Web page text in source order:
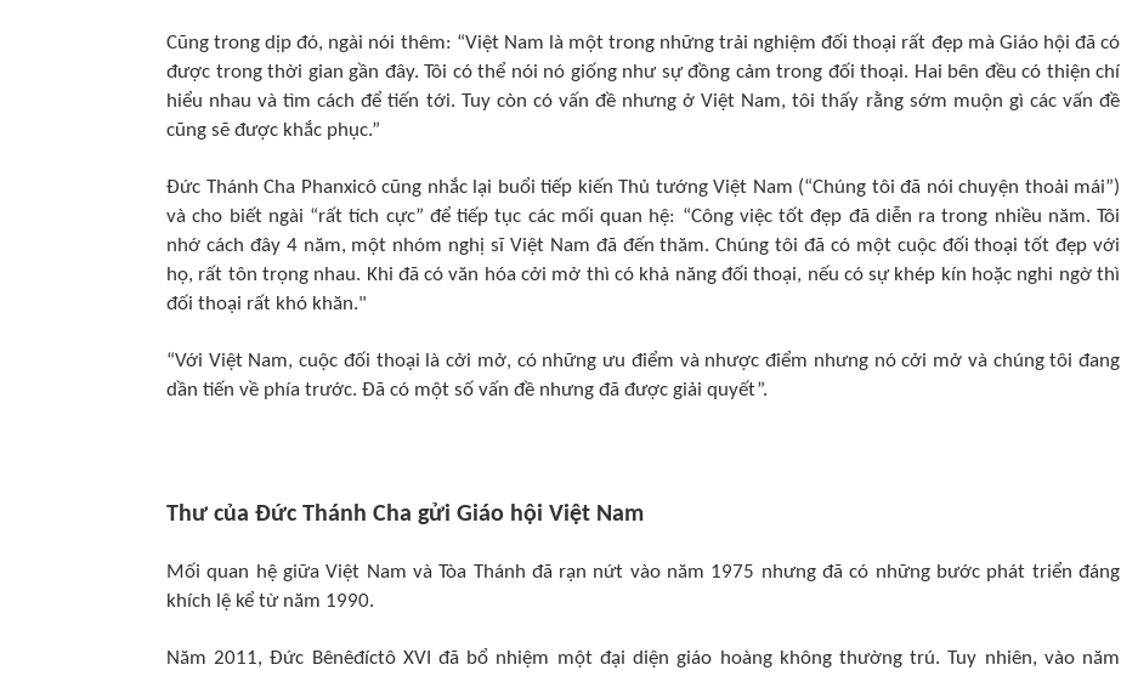
Cũng trong dịp đó, ngài nói thêm: “Việt Nam là một trong những trải nghiệm đối thoại rất đẹp mà Giáo hội đã có
được trong thời gian gần đây. Tôi có thể nói nó giống như sự đồng cảm trong đối thoại. Hai bên đều có thiện chí
hiểu nhau và tìm cách để tiến tới. Tuy còn có vấn đề nhưng ở Việt Nam, tôi thấy rằng sớm muộn gì các vấn đề
cũng sẽ được khắc phục.”
Đức Thánh Cha Phanxicô cũng nhắc lại buổi tiếp kiến Thủ tướng Việt Nam (“Chúng tôi đã nói chuyện thoải mái”)
và cho biết ngài “rất tích cực” để tiếp tục các mối quan hệ: “Công việc tốt đẹp đã diễn ra trong nhiều năm. Tôi
nhớ cách đây 4 năm, một nhóm nghị sĩ Việt Nam đã đến thăm. Chúng tôi đã có một cuộc đối thoại tốt đẹp với
họ, rất tôn trọng nhau. Khi đã có văn hóa cởi mở thì có khả năng đối thoại, nếu có sự khép kín hoặc nghi ngờ thì
đối thoại rất khó khăn."
“Với Việt Nam, cuộc đối thoại là cởi mở, có những ưu điểm và nhược điểm nhưng nó cởi mở và chúng tôi đang
dần tiến về phía trước. Đã có một số vấn đề nhưng đã được giải quyết”.
Thư của Đức Thánh Cha gửi Giáo hội Việt Nam
Mối quan hệ giữa Việt Nam và Tòa Thánh đã rạn nứt vào năm 1975 nhưng đã có những bước phát triển đáng
khích lệ kể từ năm 1990.
Năm 2011, Đức Bênêđíctô XVI đã bổ nhiệm một đại diện giáo hoàng không thường trú. Tuy nhiên, vào năm